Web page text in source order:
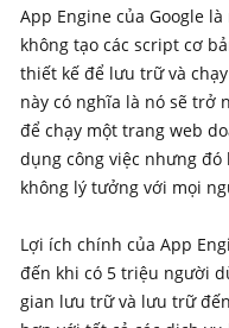
App Engine của Google
không tạo các script cơ
thiết kế để lưu trữ và
này có nghĩa là nó sẽ trở
để chạy một trang web
dụng công việc nhưng
không lý tưởng với mọi
Lợi ích chính của App
đến khi có 5 triệu người
gian lưu trữ và lưu trữ